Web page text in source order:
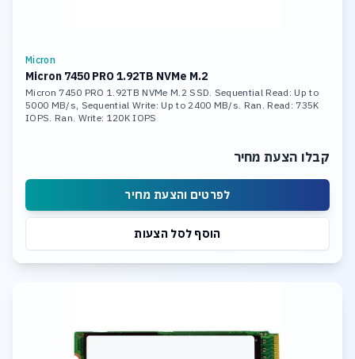
Micron
Micron 7450 PRO 1.92TB NVMe M.2
Micron 7450 PRO 1.92TB NVMe M.2 SSD. Sequential Read: Up to
5000 MB/s, Sequential Write: Up to 2400 MB/s. Ran. Read: 735K
IOPS. Ran. Write: 120K IOPS
קבלו הצעת מחיר
לפרטים והצעת מחיר
הוסף לסל הצעות